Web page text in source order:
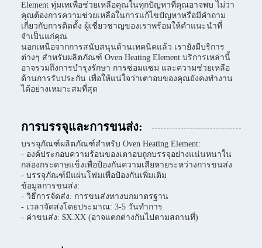
Element ทุ่มเทเพื่อช่วยเหลือคุณในทุกปัญหาที่คุณอาจพบ ไม่ว่า
คุณต้องการความช่วยเหลือในการแก้ไขปัญหาหรือมีคำถาม
เกี่ยวกับการติดตั้ง ผู้เชี่ยวชาญของเราพร้อมให้คำแนะนำที่
จำเป็นแก่คุณ
นอกเหนือจากการสนับสนุนด้านเทคนิคแล้ว เรายังมีบริการ
ต่างๆ สำหรับผลิตภัณฑ์ Oven Heating Element บริการเหล่านี้
อาจรวมถึงการบำรุงรักษา การซ่อมแซม และความช่วยเหลือ
ด้านการรับประกัน เพื่อให้แน่ใจว่าเตาอบของคุณยังคงทำงาน
ได้อย่างเหมาะสมที่สุด
การบรรจุและการขนส่ง:
บรรจุภัณฑ์ผลิตภัณฑ์สำหรับ Oven Heating Element:
- องค์ประกอบความร้อนของเตาอบถูกบรรจุอย่างแน่นหนาใน
กล่องกระดาษแข็งเพื่อป้องกันความเสียหายระหว่างการขนส่ง
- บรรจุภัณฑ์มีแผ่นโฟมเพื่อป้องกันเพิ่มเติม
ข้อมูลการขนส่ง:
- วิธีการจัดส่ง: การขนส่งทางบกมาตรฐาน
- เวลาจัดส่งโดยประมาณ: 3-5 วันทำการ
- ค่าขนส่ง: $X.XX (อาจแตกต่างกันไปตามสถานที่)